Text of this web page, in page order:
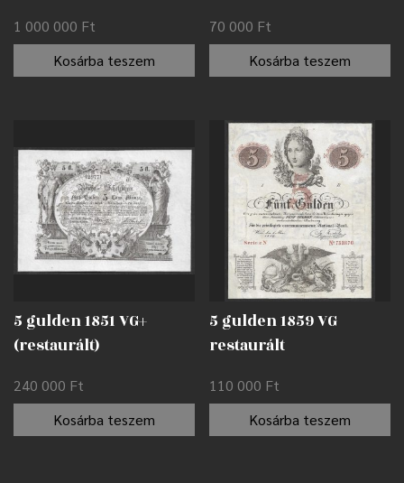
1 000 000 Ft
Kosárba teszem
70 000 Ft
Kosárba teszem
5 gulden 1851 VG+
(restaurált)
240 000 Ft
Kosárba teszem
5 gulden 1859 VG
restaurált
110 000 Ft
Kosárba teszem